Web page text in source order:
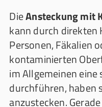
DieAnsteckung mit
kann durch
Personen, Fäkalien
kontaminierten
im Allgemeinen
durchführen, haben
anzustecken.